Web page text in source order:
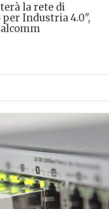
la rete di
Industria 4.0",